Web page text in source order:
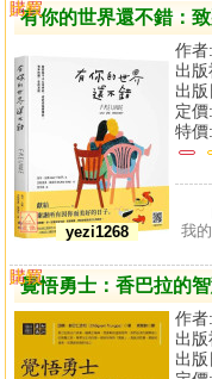
有你的世界還不錯：
yezi1268
作者:
出
出
定價:
特價:
購買
比較
嘿
我的
覺悟勇士：香巴拉的智
作者:
出版
出
購買
比較